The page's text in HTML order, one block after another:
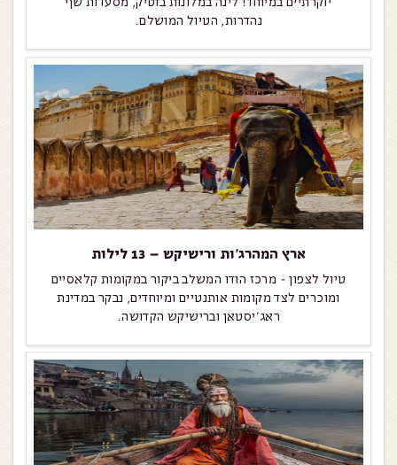
נהדרות, הטיול המושלם.
ארץ המהרג’ות ורישיקש – 13 לילות
טיול לצפון - מרכז הודו המשלב ביקור במקומות קלאסיים
ומוכרים לצד מקומות אותנטיים ומיוחדים, נבקר במדינת
ראג'יסטאן וברישיקש הקדושה.